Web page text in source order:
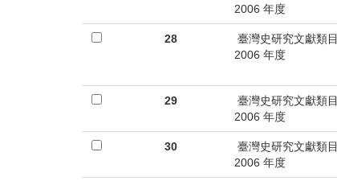
2006 年度
28
臺灣史研究文獻類目
2006 年度
29
臺灣史研究文獻類目
2006 年度
30
臺灣史研究文獻類目
2006 年度